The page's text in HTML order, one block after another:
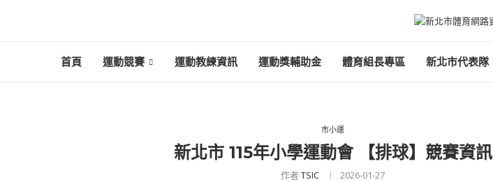
首頁 運動競賽 運動教練資訊 運動獎輔助金 體育組長專區 新北市代表隊
市小運
新北市 115年小學運動會 【排球】競賽資訊
作者TSIC 2026-01-27